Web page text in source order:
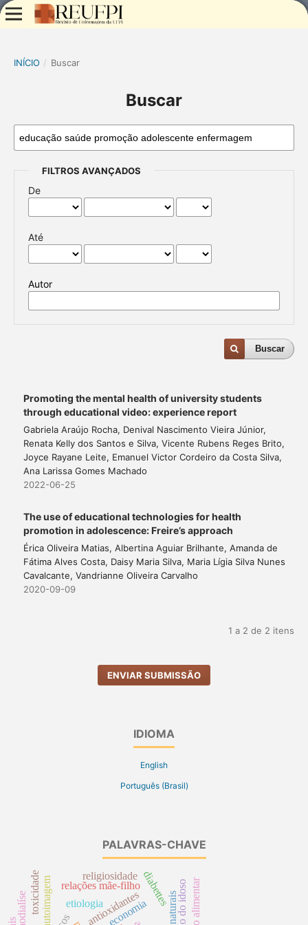
INÍCIO / Buscar
Buscar
FILTROS AVANÇADOS
De
Até
Autor
Buscar
Promoting the mental health of university students
through educational video: experience report
Gabriela Araújo Rocha, Denival Nascimento Vieira Júnior,
Renata Kelly dos Santos e Silva, Vicente Rubens Reges Brito,
Joyce Rayane Leite, Emanuel Victor Cordeiro da Costa Silva,
Ana Larissa Gomes Machado
2022-06-25
The use of educational technologies for health
promotion in adolescence: Freire’s approach
Érica Oliveira Matias, Albertina Aguiar Brilhante, Amanda de
Fátima Alves Costa, Daisy Maria Silva, Maria Lígia Silva Nunes
Cavalcante, Vandrianne Oliveira Carvalho
2020-09-09
1 a 2 de 2 itens
ENVIAR SUBMISSÃO
IDIOMA
English
Português (Brasil)
PALAVRAS-CHAVE
etiologiaantioxidantes
relações mãe-filho
autoimagem economia
diabettes
toxicidade religiosidade